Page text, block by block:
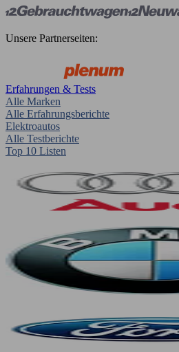
Unsere Partnerseiten:
Erfahrungen & Tests
Alle Marken
Alle Erfahrungsberichte
Elektroautos
Alle Testberichte
Top 10 Listen